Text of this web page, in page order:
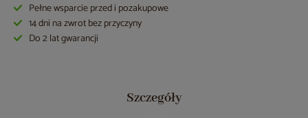
Pełne wsparcie przed i pozakupowe
14 dni na zwrot bez przyczyny
Do 2 lat gwarancji
Szczegóły